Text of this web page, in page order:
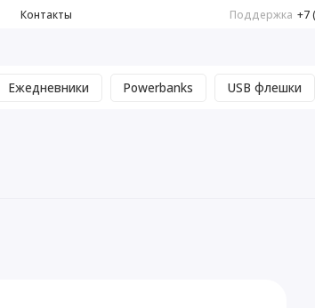
Контакты Поддержка +7
Ежедневники Powerbanks USB флешки